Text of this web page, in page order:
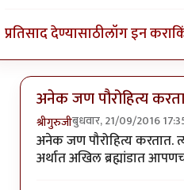
प्रतिसाद देण्यासाठीलॉग इन करा
अनेक जण पौरोहित्य
श्रीगुरुजीबुधवार, 21/09/2016
In reply to@हे पदार्थ
अनेक जण पौरोहित्य करतात.
अर्थात अखिल ब्रह्मांडात